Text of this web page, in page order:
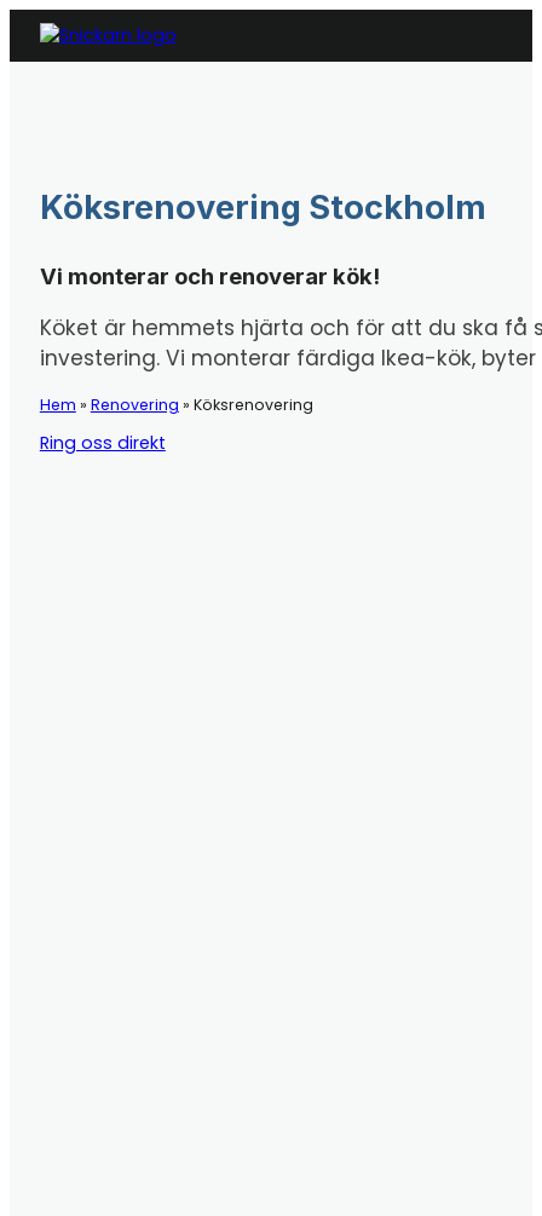
Köksrenovering Stockholm
Vi monterar och renoverar kök!
Köket är hemmets hjärta och för att du ska få
investering. Vi monterar färdiga Ikea-kök,
Hem » Renovering » Köksrenovering
Ring oss direkt